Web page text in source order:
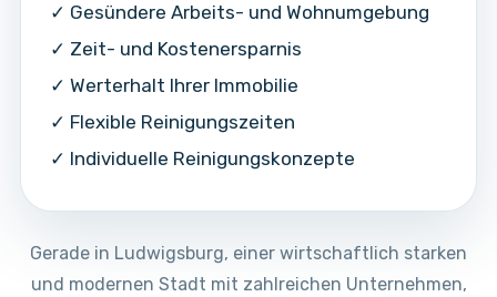
✓ Gesündere Arbeits- und Wohnumgebung
✓ Zeit- und Kostenersparnis
✓ Werterhalt Ihrer Immobilie
✓ Flexible Reinigungszeiten
✓ Individuelle Reinigungskonzepte
Gerade in Ludwigsburg, einer wirtschaftlich starken
und modernen Stadt mit zahlreichen Unternehmen,